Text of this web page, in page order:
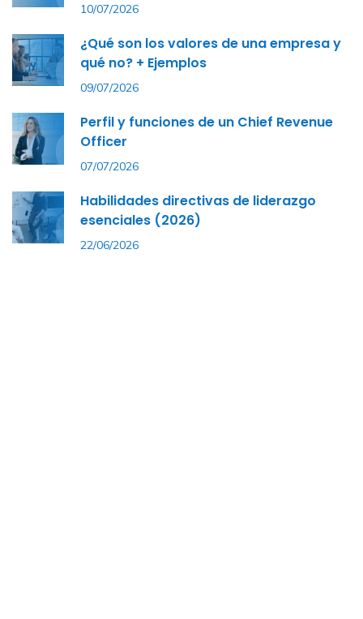
10/07/2026
¿Qué son los valores de una empresa y
qué no? + Ejemplos
09/07/2026
Perfil y funciones de un Chief Revenue
Officer
07/07/2026
Habilidades directivas de liderazgo
esenciales (2026)
22/06/2026